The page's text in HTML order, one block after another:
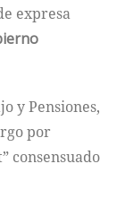
expresa
y Pensiones,
por
consensuado